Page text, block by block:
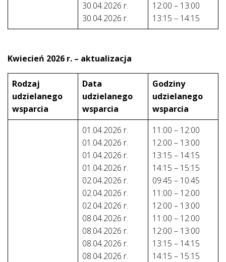
30.04.2026 r.
30.04.2026 r.
12:00 – 13:00
13:15 – 14:15
Kwiecień 2026 r. – aktualizacja
Rodzaj
udzielanego
wsparcia
Data
udzielanego
wsparcia
Godziny
udzielanego
wsparcia
01.04.2026 r.
01.04.2026 r.
01.04.2026 r.
01.04.2026 r.
02.04.2026 r.
02.04.2026 r.
02.04.2026 r.
08.04.2026 r.
08.04.2026 r.
08.04.2026 r.
08.04.2026 r.
11:00 – 12:00
12:00 – 13:00
13:15 – 14:15
14:15 – 15:15
09:45 – 10:45
11:00 – 12:00
12:00 – 13:00
11:00 – 12:00
12:00 – 13:00
13:15 – 14:15
14:15 – 15:15